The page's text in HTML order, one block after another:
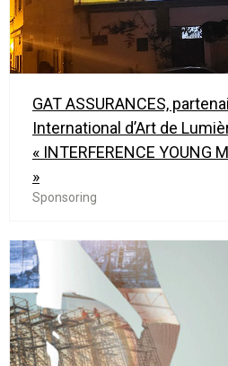
GAT ASSURANCES,
International d’Art de
« INTERFERENCE YOUNG
»
Sponsoring